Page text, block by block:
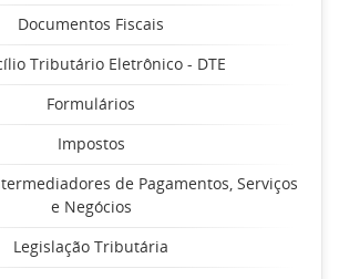
Documentos Fiscais
Tributário Eletrônico - DTE
Formulários
Impostos
de Pagamentos, Serviços
e Negócios
Legislação Tributária